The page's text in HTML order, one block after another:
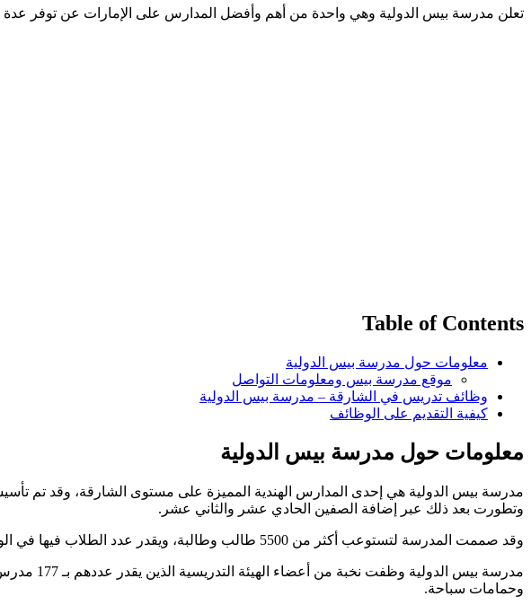
تعلن مدرسة بيس الدولية وهي واحدة من أهم وأفضل المدارس على الإمارات عن توفر عدة
Table of Contents
معلومات حول مدرسة بيس الدولية
موقع مدرسة بيس ومعلومات التواصل
وظائف تدريس في الشارقة – مدرسة بيس الدولية
كيفية التقديم على الوظائف
معلومات حول مدرسة بيس الدولية
وتطورت بعد ذلك عبر إضافة الصفين الحادي عشر والثاني عشر.
وقد صممت المدرسة لتستوعب أكثر من 5500 طالب وطالبة، ويقدر عدد الطلاب فيها في الوقت الحالي بحوالي 3821 طالب، يتوزعوا على مرحلة الروضة والمراحل الابتدائية والمتوسطة والثانوية.
وحمامات سباحة.